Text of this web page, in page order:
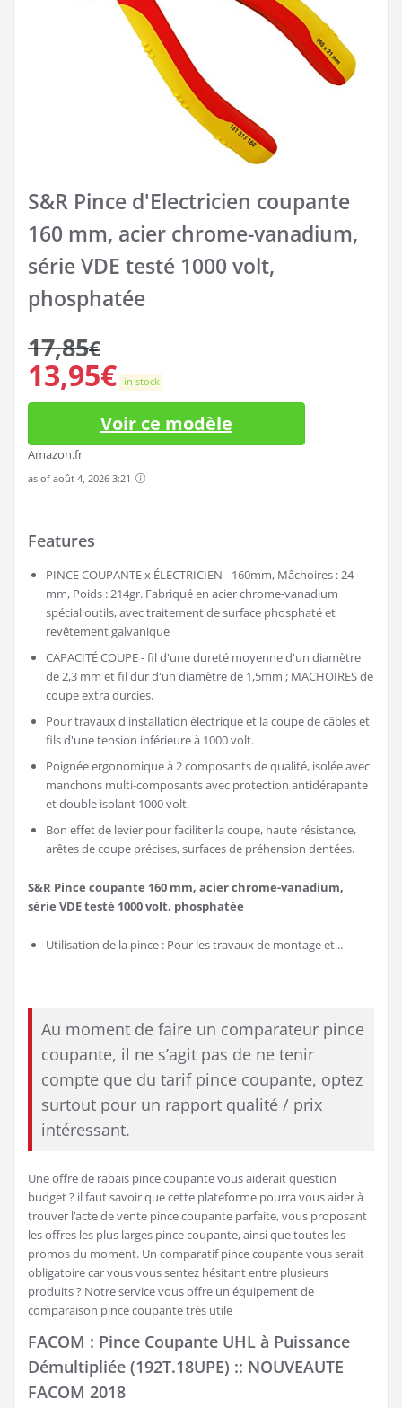
S&R Pince d'Electricien coupante
160 mm, acier chrome-vanadium,
série VDE testé 1000 volt,
phosphatée
17,85€
13,95€ in stock
Voir ce modèle
Amazon.fr
as of août 4, 2026 3:21
Features
PINCE COUPANTE x ÉLECTRICIEN - 160mm, Mâchoires : 24
mm, Poids : 214gr. Fabriqué en acier chrome-vanadium
spécial outils, avec traitement de surface phosphaté et
revêtement galvanique
CAPACITÉ COUPE - fil d'une dureté moyenne d'un diamètre
de 2,3 mm et fil dur d'un diamètre de 1,5mm ; MACHOIRES de
coupe extra durcies.
Pour travaux d'installation électrique et la coupe de câbles et
fils d'une tension inférieure à 1000 volt.
Poignée ergonomique à 2 composants de qualité, isolée avec
manchons multi-composants avec protection antidérapante
et double isolant 1000 volt.
Bon effet de levier pour faciliter la coupe, haute résistance,
arêtes de coupe précises, surfaces de préhension dentées.
S&R Pince coupante 160 mm, acier chrome-vanadium,
série VDE testé 1000 volt, phosphatée
Utilisation de la pince : Pour les travaux de montage et...
Au moment de faire un comparateur pince
coupante, il ne s’agit pas de ne tenir
compte que du tarif pince coupante, optez
surtout pour un rapport qualité / prix
intéressant.
Une offre de rabais pince coupante vous aiderait question
budget ? il faut savoir que cette plateforme pourra vous aider à
trouver l’acte de vente pince coupante parfaite, vous proposant
les offres les plus larges pince coupante, ainsi que toutes les
promos du moment. Un comparatif pince coupante vous serait
obligatoire car vous vous sentez hésitant entre plusieurs
produits ? Notre service vous offre un équipement de
comparaison pince coupante très utile
FACOM : Pince Coupante UHL à Puissance
Démultipliée (192T.18UPE) :: NOUVEAUTE
FACOM 2018